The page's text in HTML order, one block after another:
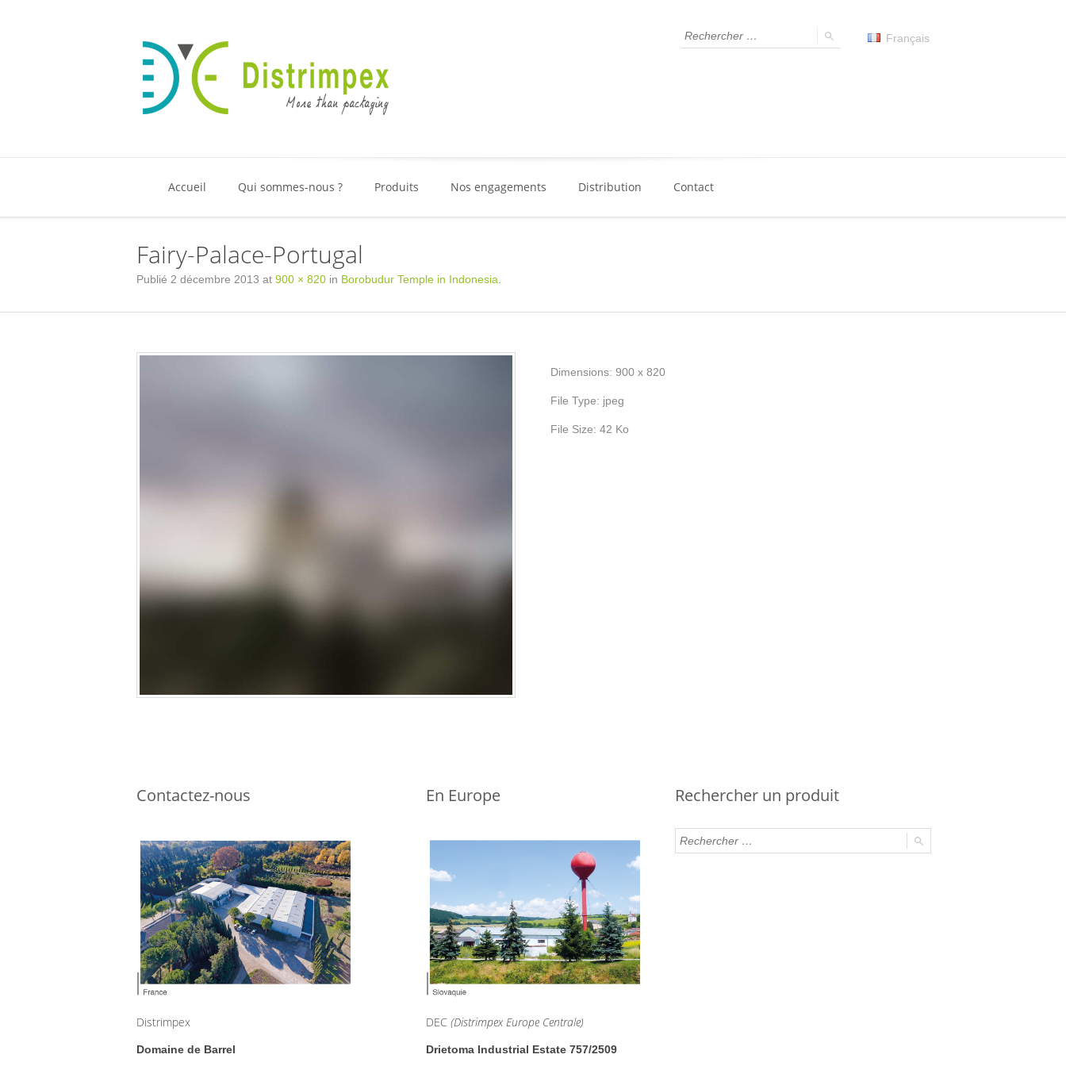
Français
Accueil Qui sommes-nous ? Produits Nos engagements Distribution Contact
Fairy-Palace-Portugal
Publié 2 décembre 2013 at 900 × 820 in Borobudur Temple in Indonesia
Dimensions: 900 x 820
File Type: jpeg
File Size: 42 Ko
Contactez-nous
Distrimpex
Domaine de Barrel
En Europe
DEC(Distrimpex Europe Centrale)
Drietoma Industrial Estate 757/2509
Rechercher un produit